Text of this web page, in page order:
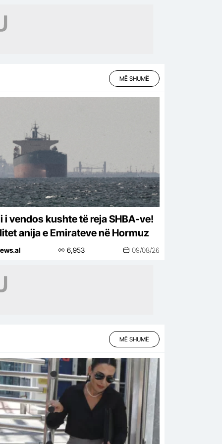
MË SHUMË
i vendos kushte të reja SHBA-ve!
anija e Emirateve në Hormuz
6,953 09/08/26
MË SHUMË